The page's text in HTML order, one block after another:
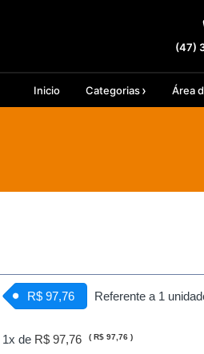
(47)
Inicio Categorias Área
R$ 97,76 Referente a 1
1x de R$ 97,76 ( R$ 97,76 )